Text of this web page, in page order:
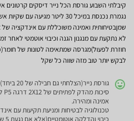
קיבלתי השבוע גורסת הכל נייר דיסקים קרטונים
נגמרת נכנסת במיכל 30 ליטר מגיעה עם
שמןבטיחותית ואמינה משוכללת עם אינדקציה
לא נתקעת עם מנגנון הגנה וכיבוי אוטמטי לאחר
חוזרת לפעול)מגרסה שמתאימה לטונות של
לבקש יותר טוב מזה שווה כל שקל
גורסת
סיכות מהדק לפתיתים של 2X12 דרגה P5 לא נשאר זכר.
אמינה ומהירה.
טכנולוגיה לבטיחות ומניעת תקיעות עם